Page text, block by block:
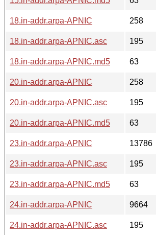
18.in-addr.arpa-APNIC
258
18.in-addr.arpa-APNIC.asc
195
18.in-addr.arpa-APNIC.md5
63
20.in-addr.arpa-APNIC
258
20.in-addr.arpa-APNIC.asc
195
20.in-addr.arpa-APNIC.md5
63
23.in-addr.arpa-APNIC
13786
23.in-addr.arpa-APNIC.asc
195
23.in-addr.arpa-APNIC.md5
63
24.in-addr.arpa-APNIC
9664
24.in-addr.arpa-APNIC.asc
195